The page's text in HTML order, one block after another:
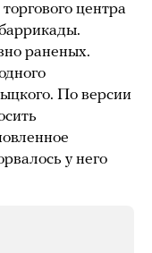
центра
раненых.
По версии
у него